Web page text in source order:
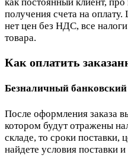
получения счета на
нет цен без НДС, все
товара.
Как оплатить
Безналичный банковский
После оформления заказа
котором будут отражены
складе, то сроки
найдете условия поставки